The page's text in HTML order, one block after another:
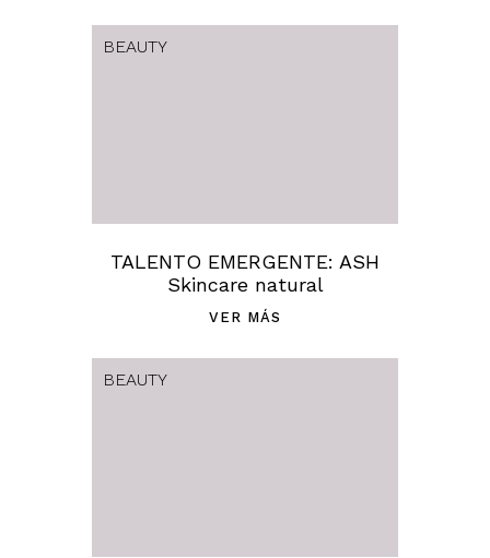
BEAUTY
TALENTO EMERGENTE: ASH
Skincare natural
VER MÁS
BEAUTY